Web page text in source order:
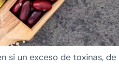
sí un exceso de toxinas, de